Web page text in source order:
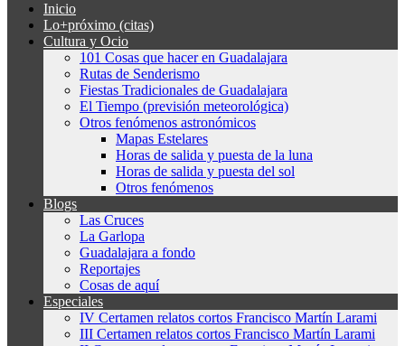
Inicio
Lo+próximo (citas)
Cultura y Ocio
101 Cosas que hacer en Guadalajara
Rutas de Senderismo
Fiestas Tradicionales de Guadalajara
El Tiempo (previsión meteorológica)
Otros fenómenos astronómicos
Mapas Estelares
Horas de salida y puesta de la luna
Horas de salida y puesta del sol
Otros fenómenos
Blogs
Las Cruces
La Garlopa
Guadalajara a fondo
Reportajes
Cosas de aquí
Especiales
IV Certamen relatos cortos Francisco Martín Larami
III Certamen relatos cortos Francisco Martín Larami